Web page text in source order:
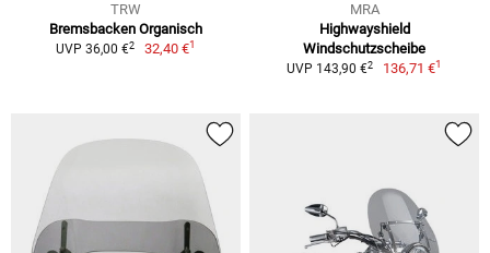
TRW
Bremsbacken Organisch
UVP 36,00 €2 32,40 €1
MRA
Highwayshield
Windschutzscheibe
UVP 143,90 €2 136,71 €1